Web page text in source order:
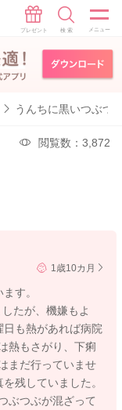
うんちに黒いつぶつ
閲覧数：3,872
1歳10カ月
す。
たが、機嫌もよ
も熱があれば病院
熱もさがり、下痢
まだ行っていませ
残していました。
ぶつぶが混ざって